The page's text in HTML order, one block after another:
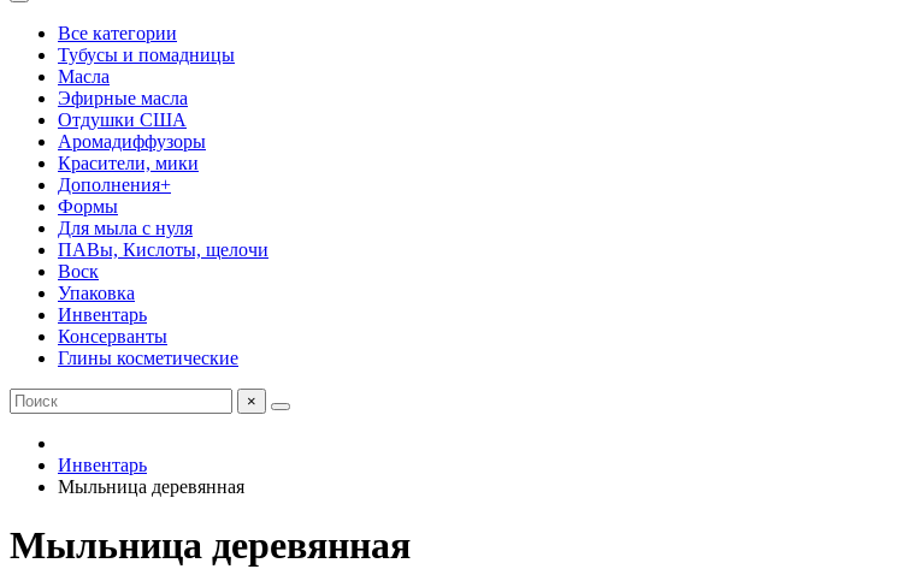
Все категории
Тубусы и помадницы
Масла
Эфирные масла
Отдушки США
Аромадиффузоры
Красители, мики
Дополнения+
Формы
Для мыла с нуля
ПАВы, Кислоты, щелочи
Воск
Упаковка
Инвентарь
Консерванты
Глины косметические
×
Инвентарь
Мыльница деревянная
Мыльница деревянная